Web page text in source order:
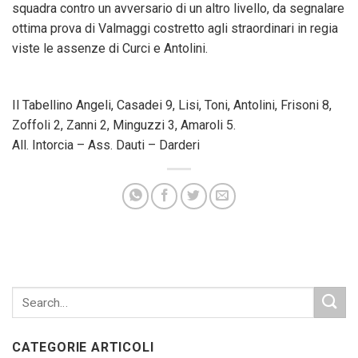
squadra contro un avversario di un altro livello, da segnalare
ottima prova di Valmaggi costretto agli straordinari in regia
viste le assenze di Curci e Antolini.
Il Tabellino Angeli, Casadei 9, Lisi, Toni, Antolini, Frisoni 8,
Zoffoli 2, Zanni 2, Minguzzi 3, Amaroli 5.
All. Intorcia – Ass. Dauti – Darderi
CATEGORIE ARTICOLI